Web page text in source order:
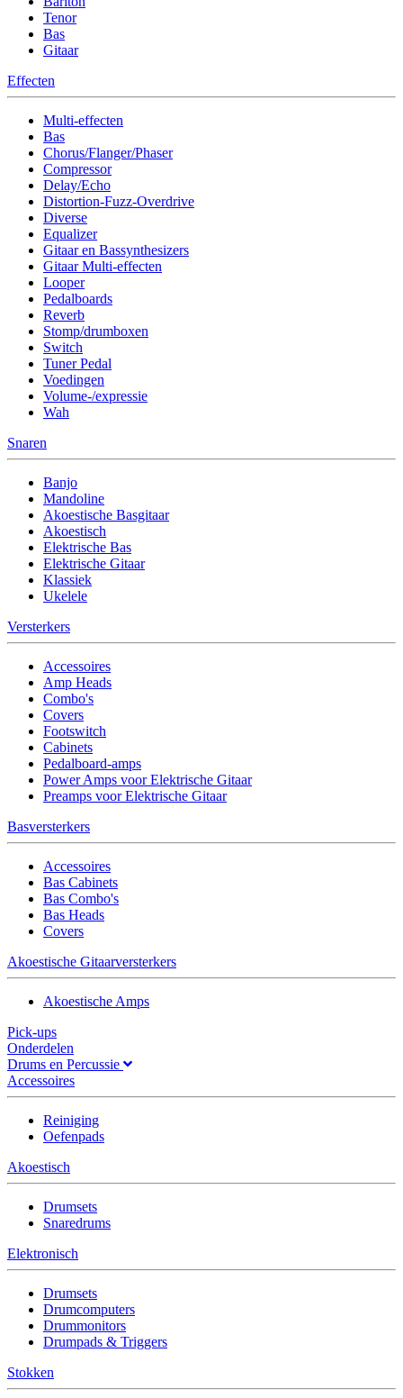
Tenor
Bas
Gitaar
Effecten
Multi-effecten
Bas
Chorus/Flanger/Phaser
Compressor
Delay/Echo
Distortion-Fuzz-Overdrive
Diverse
Equalizer
Gitaar en Bassynthesizers
Gitaar Multi-effecten
Looper
Pedalboards
Reverb
Stomp/drumboxen
Switch
Tuner Pedal
Voedingen
Volume-/expressie
Wah
Snaren
Banjo
Mandoline
Akoestische Basgitaar
Akoestisch
Elektrische Bas
Elektrische Gitaar
Klassiek
Ukelele
Versterkers
Accessoires
Amp Heads
Combo's
Covers
Footswitch
Cabinets
Pedalboard-amps
Power Amps voor Elektrische Gitaar
Preamps voor Elektrische Gitaar
Basversterkers
Accessoires
Bas Cabinets
Bas Combo's
Bas Heads
Covers
Akoestische Gitaarversterkers
Akoestische Amps
Pick-ups
Onderdelen
Drums en Percussie
Accessoires
Reiniging
Oefenpads
Akoestisch
Drumsets
Snaredrums
Elektronisch
Drumsets
Drumcomputers
Drummonitors
Drumpads & Triggers
Stokken